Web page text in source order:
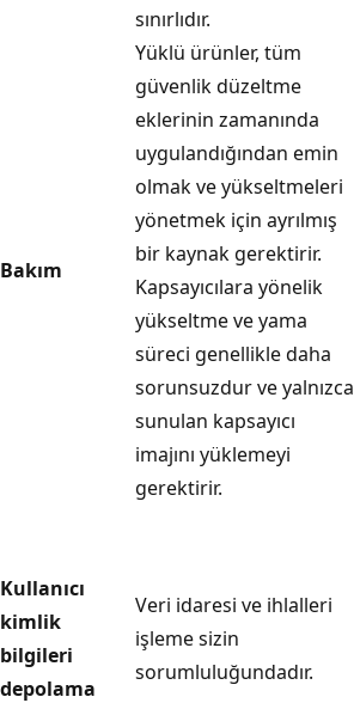
sınırlıdır.
Bakım
Yüklü ürünler, tüm
güvenlik düzeltme
eklerinin zamanında
uygulandığından emin
olmak ve yükseltmeleri
yönetmek için ayrılmış
bir kaynak gerektirir.
Kapsayıcılara yönelik
yükseltme ve yama
süreci genellikle daha
sorunsuzdur ve yalnızca
sunulan kapsayıcı
imajını yüklemeyi
gerektirir.
Kullanıcı
kimlik
bilgileri
depolama
Veri idaresi ve ihlalleri
işleme sizin
sorumluluğundadır.